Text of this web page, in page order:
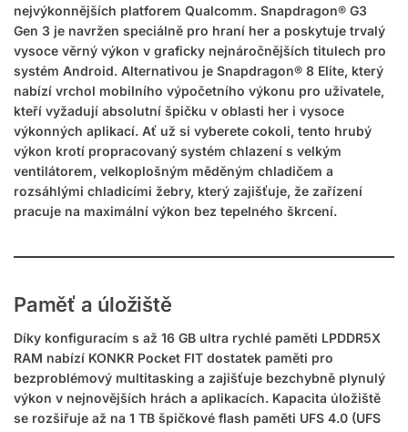
nejvýkonnějších platforem Qualcomm. Snapdragon® G3
Gen 3 je navržen speciálně pro hraní her a poskytuje trvalý
vysoce věrný výkon v graficky nejnáročnějších titulech pro
systém Android. Alternativou je Snapdragon® 8 Elite, který
nabízí vrchol mobilního výpočetního výkonu pro uživatele,
kteří vyžadují absolutní špičku v oblasti her i vysoce
výkonných aplikací. Ať už si vyberete cokoli, tento hrubý
výkon krotí propracovaný systém chlazení s velkým
ventilátorem, velkoplošným měděným chladičem a
rozsáhlými chladicími žebry, který zajišťuje, že zařízení
pracuje na maximální výkon bez tepelného škrcení.
Paměť a úložiště
Díky konfiguracím s až 16 GB ultra rychlé paměti LPDDR5X
RAM nabízí KONKR Pocket FIT dostatek paměti pro
bezproblémový multitasking a zajišťuje bezchybně plynulý
výkon v nejnovějších hrách a aplikacích. Kapacita úložiště
se rozšiřuje až na 1 TB špičkové flash paměti UFS 4.0 (UFS